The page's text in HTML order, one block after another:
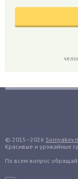
Годжи
Грядки
© 2015–2026
Красивые и урожайные
По всем вопрос